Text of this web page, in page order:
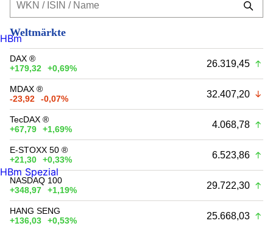
Weltmärkte
DAX ®
+179,32
+0,69% 26.319,45
MDAX ®
-23,92
-0,07% 32.407,20
TecDAX ®
+67,79
+1,69% 4.068,78
E-STOXX 50 ®
+21,30
+0,33% 6.523,86
NASDAQ 100
+348,97
+1,19% 29.722,30
HANG SENG
+136,03
+0,53% 25.668,03
HBm
HBm Spezial